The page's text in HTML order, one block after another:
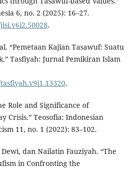
6, no. 2 (2025): 16–27.
.
“Pemetaan Kajian Tasawuf: Suatu
Tasfiyah: Jurnal Pemikiran Islam
.
Role and Significance of
Crisis.” Teosofia: Indonesian
11, no. 1 (2022): 83–102.
dan Nailatin Fauziyah. “The
in Confronting the